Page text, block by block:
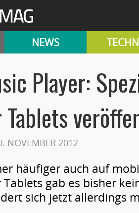
NEWS
Player:
NOVEMBER 2012
häufiger auch auf
gab es bisher
sich jetzt allerdings